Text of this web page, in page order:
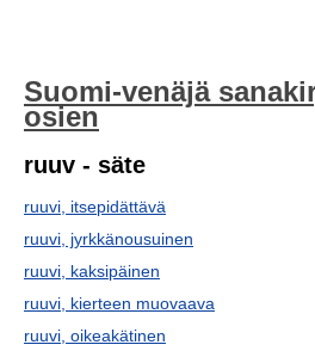
Suomi-venäjä
osien
ruuv - säte
ruuvi, itsepidättävä
ruuvi, jyrkkänousuinen
ruuvi, kaksipäinen
ruuvi, kierteen muovaava
ruuvi, oikeakätinen